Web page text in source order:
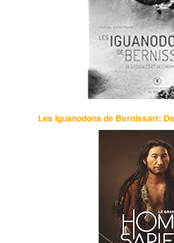
Les Iguanodons de Bernissart: